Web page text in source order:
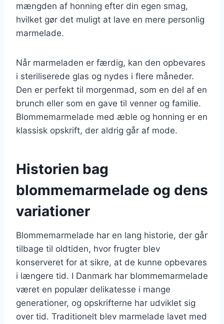
mængden af honning efter din egen smag,
hvilket gør det muligt at lave en mere personlig
marmelade.
Når marmeladen er færdig, kan den opbevares
i steriliserede glas og nydes i flere måneder.
Den er perfekt til morgenmad, som en del af en
brunch eller som en gave til venner og familie.
Blommemarmelade med æble og honning er en
klassisk opskrift, der aldrig går af mode.
Historien bag
blommemarmelade og dens
variationer
Blommemarmelade har en lang historie, der går
tilbage til oldtiden, hvor frugter blev
konserveret for at sikre, at de kunne opbevares
i længere tid. I Danmark har blommemarmelade
været en populær delikatesse i mange
generationer, og opskrifterne har udviklet sig
over tid. Traditionelt blev marmelade lavet med